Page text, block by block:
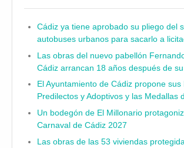
Cádiz ya tiene aprobado su pliego del
autobuses urbanos para sacarlo a
Las obras del nuevo pabellón
Cádiz arrancan 18 años después de
El Ayuntamiento de Cádiz propone sus
Predilectos y Adoptivos y las Medallas
Un bodegón de El Millonario
Carnaval de Cádiz 2027
Las obras de las 53 viviendas